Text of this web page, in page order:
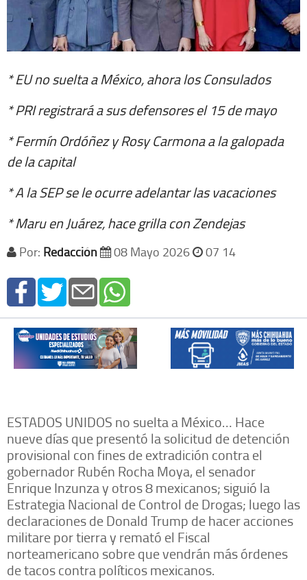
* EU no suelta a México, ahora los Consulados
* PRI registrará a sus defensores el 15 de mayo
* Fermín Ordóñez y Rosy Carmona a la galopada
de la capital
* A la SEP se le ocurre adelantar las vacaciones
* Maru en Juárez, hace grilla con Zendejas
Por: Redacción 08 Mayo 2026 07 14
ESTADOS UNIDOS no suelta a México… Hace
nueve días que presentó la solicitud de detención
provisional con fines de extradición contra el
gobernador Rubén Rocha Moya, el senador
Enrique Inzunza y otros 8 mexicanos; siguió la
Estrategia Nacional de Control de Drogas; luego las
declaraciones de Donald Trump de hacer acciones
militare por tierra y remató el Fiscal
norteamericano sobre que vendrán más órdenes
de tacos contra políticos mexicanos.